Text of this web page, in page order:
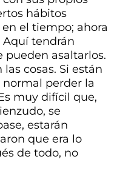
hábitos
el tiempo; ahora
Aquí tendrán
pueden asaltarlos.
cosas. Si están
normal perder la
muy difícil que,
se
estarán
que era lo
de todo, no